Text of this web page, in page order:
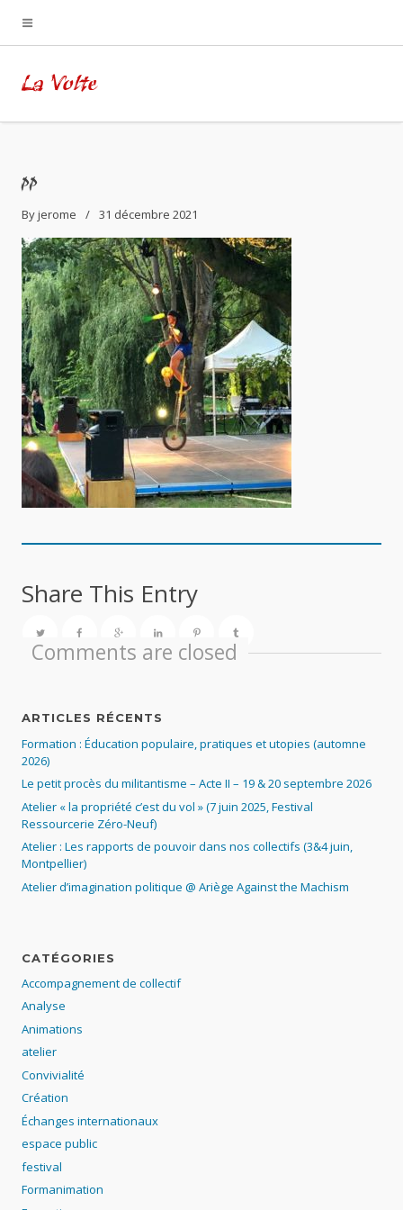
La Volte
pp
Byjerome 31 décembre 2021
Share This Entry
Comments are closed
ARTICLES RÉCENTS
Formation : Éducation populaire, pratiques et utopies (automne
2026)
Le petit procès du militantisme – Acte II – 19 & 20 septembre 2026
Atelier « la propriété c’est du vol » (7 juin 2025, Festival
Ressourcerie Zéro-Neuf)
Atelier : Les rapports de pouvoir dans nos collectifs (3&4 juin,
Montpellier)
Atelier d’imagination politique @ Ariège Against the Machism
CATÉGORIES
Accompagnement de collectif
Analyse
Animations
atelier
Convivialité
Création
Échanges internationaux
espace public
festival
Formanimation